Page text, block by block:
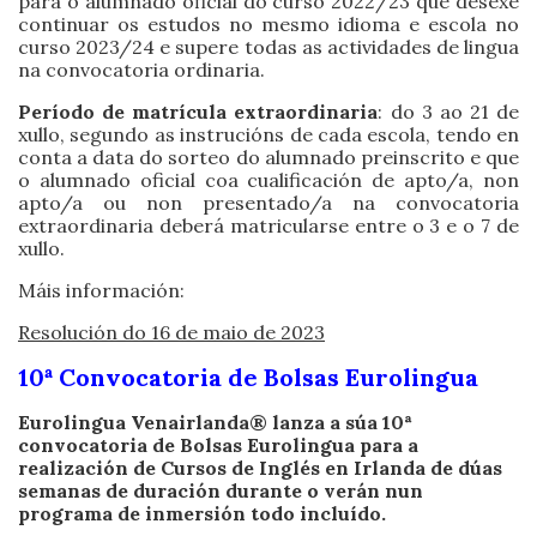
continuar os estudos no mesmo idioma e escola no
curso 2023/24 e supere todas as actividades de lingua
na convocatoria ordinaria.
Período de matrícula extraordinaria: do 3 ao 21 de
xullo, segundo as instrucións de cada escola, tendo en
conta a data do sorteo do alumnado preinscrito e que
o alumnado oficial coa cualificación de apto/a, non
apto/a ou non presentado/a na convocatoria
extraordinaria deberá matricularse entre o 3 e o 7 de
xullo.
Máis información:
Resolución do 16 de maio de 2023
10ª Convocatoria de Bolsas Eurolingua
Eurolingua Venairlanda® lanza a súa 10ª
convocatoria de Bolsas Eurolingua para a
realización de Cursos de Inglés en Irlanda de dúas
semanas de duración durante o verán nun
programa de inmersión todo incluído.